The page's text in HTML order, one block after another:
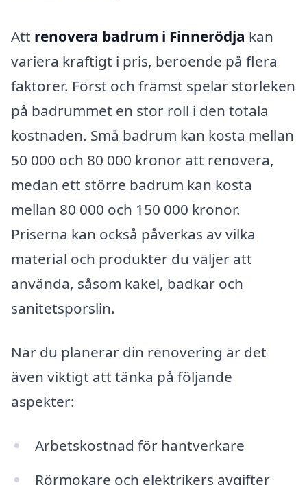
Att renovera badrum i Finnerödja kan
variera kraftigt i pris, beroende på flera
faktorer. Först och främst spelar storleken
på badrummet en stor roll i den totala
kostnaden. Små badrum kan kosta mellan
50 000 och 80 000 kronor att renovera,
medan ett större badrum kan kosta
mellan 80 000 och 150 000 kronor.
Priserna kan också påverkas av vilka
material och produkter du väljer att
använda, såsom kakel, badkar och
sanitetsporslin.
När du planerar din renovering är det
även viktigt att tänka på följande
aspekter:
Arbetskostnad för hantverkare
Rörmokare och elektrikers avgifter